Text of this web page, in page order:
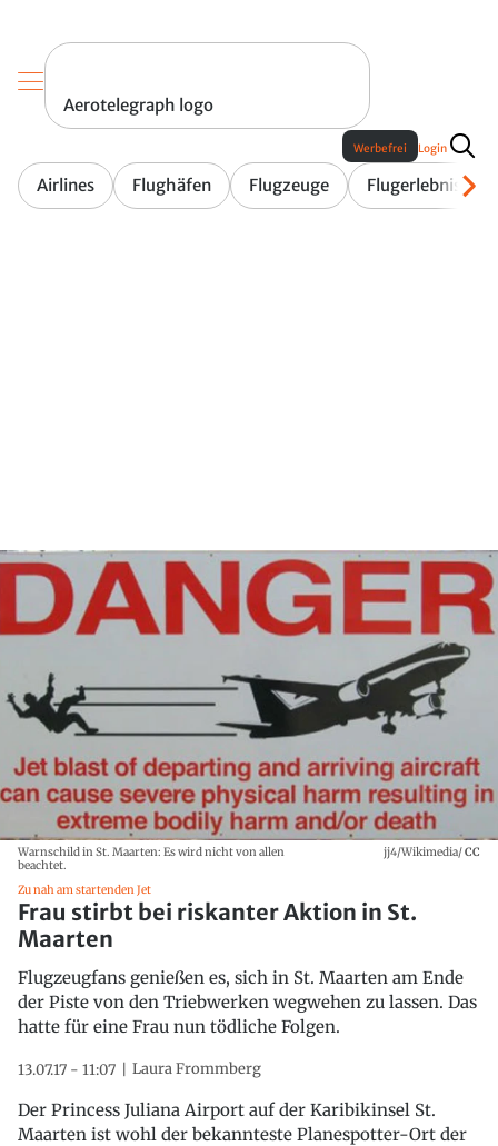
Aerotelegraph logo
Airlines Flughäfen Flugzeuge Flugerlebnis
Werbefrei Login
Warnschild in St. Maarten: Es wird nicht von allen
beachtet.
jj4/Wikimedia/CC
Zu nah am startenden Jet
Frau stirbt bei riskanter Aktion in St.
Maarten
Flugzeugfans genießen es, sich in St. Maarten am Ende
der Piste von den Triebwerken wegwehen zu lassen. Das
hatte für eine Frau nun tödliche Folgen.
13.07.17 - 11:07 Laura Frommberg
Der Princess Juliana Airport auf der Karibikinsel St.
Maarten ist wohl der bekannteste Planespotter-Ort der